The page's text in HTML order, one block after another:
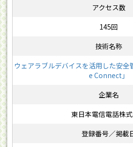
145回
ウェアラブルデバイスを活用した安
e Connect」
東日本電信電話株